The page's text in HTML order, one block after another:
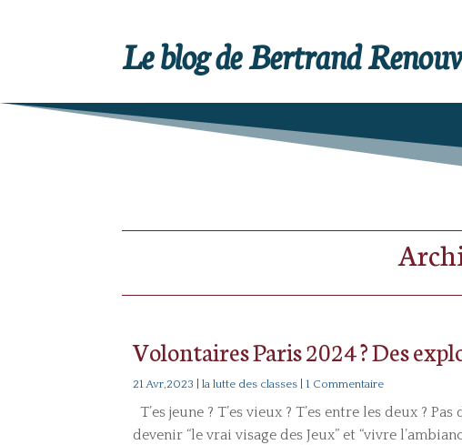
Le blog de Bertrand
Volontaires Paris 2024 ? Des
21 Avr,2023 |la lutte des classes | 1 Commentaire
T’es jeune ? T’es vieux ? T’es entre les deux ?
devenir “le vrai visage des Jeux” et “vivre